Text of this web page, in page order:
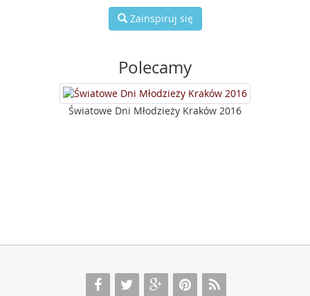
Zainspiruj się
Polecamy
Światowe Dni Młodzieży Kraków 2016